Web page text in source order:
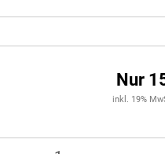
Nur
inkl. 19%